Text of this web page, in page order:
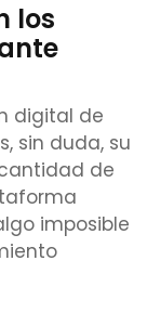
los
digital de
sin duda, su
de
imposible